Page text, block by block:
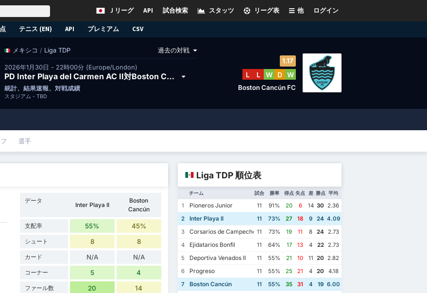
ログイン
他
リーグ表
スタッツ
試合検索
API
Ｊリーグ
テニス (EN) API プレミアム CSV
メキシコ / Liga TDP 過去の対戦
2026年1月30日 - 22時00分 (Europe/London)
PD Inter Playa del Carmen AC II対Boston Cancún FC
統計、結果速報、対戦成績
スタジアム - TBD
1.17
L L W D W
Boston Cancún FC
選手
データ
Inter Playa II
Boston
Cancún
支配率 55% 45%
シュート 8 8
カード N/A N/A
コーナー 5 4
ファール数 20 14
Liga TDP 順位表
チーム 試合 勝率 得点 失点 差 勝点 平均
1 Pioneros Junior 11 91% 20 6 14 30 2.36
2
Inter Playa II 11 73% 27 18 9 24 4.09
3
Corsarios de Campeche 11 73% 19 11 8 24 2.73
4
Ejidatarios Bonfil 11 64% 17 13 4 22 2.73
5
Deportiva Venados II 11 55% 21 10 11 20 2.82
6
Progreso 11 55% 25 21 4 20
4.18
7
Boston Cancún 11 55% 35 31 4 19 6.00